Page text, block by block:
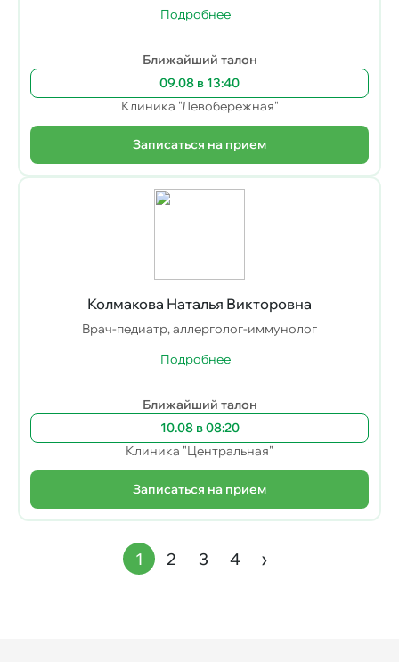
Подробнее
Ближайший талон
09.08 в 13:40
Клиника "Левобережная"
Записаться на прием
Колмакова Наталья Викторовна
Врач-педиатр, аллерголог-иммунолог
Подробнее
Ближайший талон
10.08 в 08:20
Клиника "Центральная"
Записаться на прием
Текущая
1
Страница
2
Страница
3
Страница
4
Следующая
›